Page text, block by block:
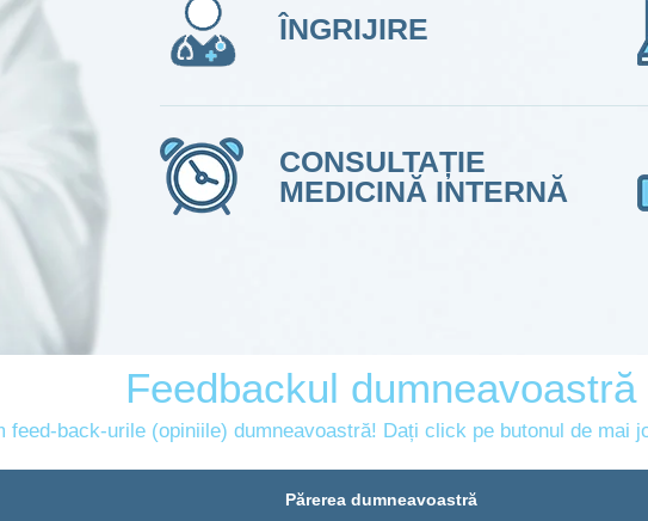
ÎNGRIJIRE
CONSULTAȚIE
MEDICINĂ INTERNĂ
Feedbackul dumneavoastră
feed-back-urile (opiniile) dumneavoastră! Dați click pe butonul de mai
Părerea dumneavoastră